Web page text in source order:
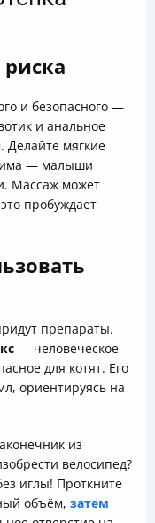
и безопасного —
и анальное
Делайте мягкие
— малыши
Массаж может
пробуждает
препараты.
— человеческое
для котят. Его
ориентируясь на
из
велосипед?
иглы! Проткните
объём, затем